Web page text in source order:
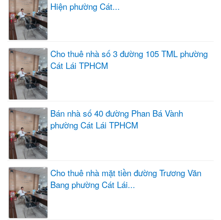
Hiện phường Cát...
Cho thuê nhà số 3 đường 105 TML phường
Cát Lái TPHCM
Bán nhà số 40 đường Phan Bá Vành
phường Cát Lái TPHCM
Cho thuê nhà mặt tiền đường Trương Văn
Bang phường Cát Lái...